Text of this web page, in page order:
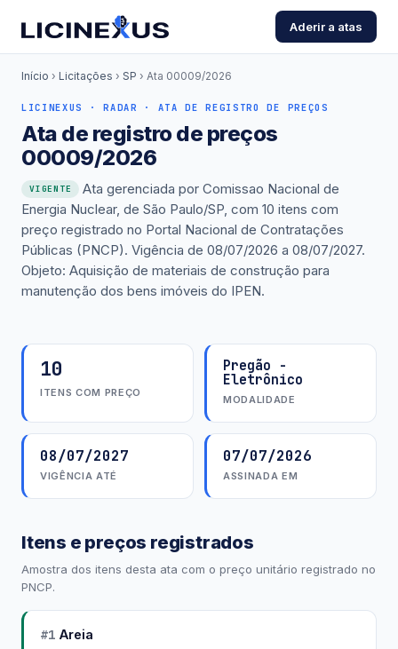
Aderir a atas
Início › Licitações › SP › Ata 00009/2026
LICINEXUS · RADAR · ATA DE REGISTRO DE PREÇOS
Ata de registro de preços
00009/2026
VIGENTE
Ata gerenciada por Comissao Nacional de
Energia Nuclear, de São Paulo/SP, com 10 itens com
preço registrado no Portal Nacional de Contratações
Públicas (PNCP). Vigência de 08/07/2026 a 08/07/2027.
Objeto: Aquisição de materiais de construção para
manutenção dos bens imóveis do IPEN.
10
ITENS COM PREÇO
Pregão -
Eletrônico
MODALIDADE
08/07/2027
VIGÊNCIA ATÉ
07/07/2026
ASSINADA EM
Itens e preços registrados
Amostra dos itens desta ata com o preço unitário registrado no
PNCP.
#1 Areia